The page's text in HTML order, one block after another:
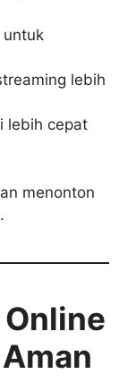
untuk
lebih
lebih cepat
menonton